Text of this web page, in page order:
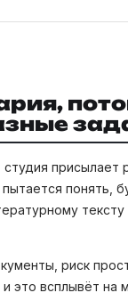
студия
пытается понять,
риск
это всплывёт на